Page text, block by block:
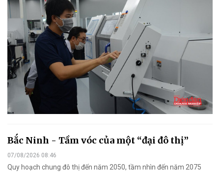
Bắc Ninh - Tầm vóc của một “đại đô thị”
07/08/2026 08:46
Quy hoạch chung đô thị đến năm 2050, tầm nhìn đến năm 2075